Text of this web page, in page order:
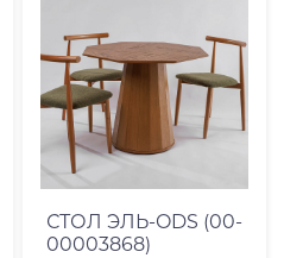
СТОЛ ЭЛЬ-ODS (00-
00003868)